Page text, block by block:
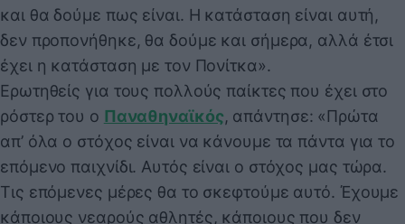
και θα δούμε πως είναι. Η κατάσταση είναι αυτή,
δεν προπονήθηκε, θα δούμε και σήμερα, αλλά έτσι
έχει η κατάσταση με τον Πονίτκα».
Ερωτηθείς για τους πολλούς παίκτες που έχει στο
ρόστερ του ο Παναθηναϊκός, απάντησε: «Πρώτα
απ’ όλα ο στόχος είναι να κάνουμε τα πάντα για το
επόμενο παιχνίδι. Αυτός είναι ο στόχος μας τώρα.
Τις επόμενες μέρες θα το σκεφτούμε αυτό. Έχουμε
κάποιους νεαρούς αθλητές, κάποιους που δεν